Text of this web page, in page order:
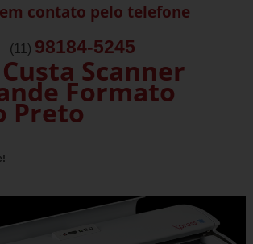
contato pelo telefone
(11) 98184-5245
Scanner
Formato
Preto